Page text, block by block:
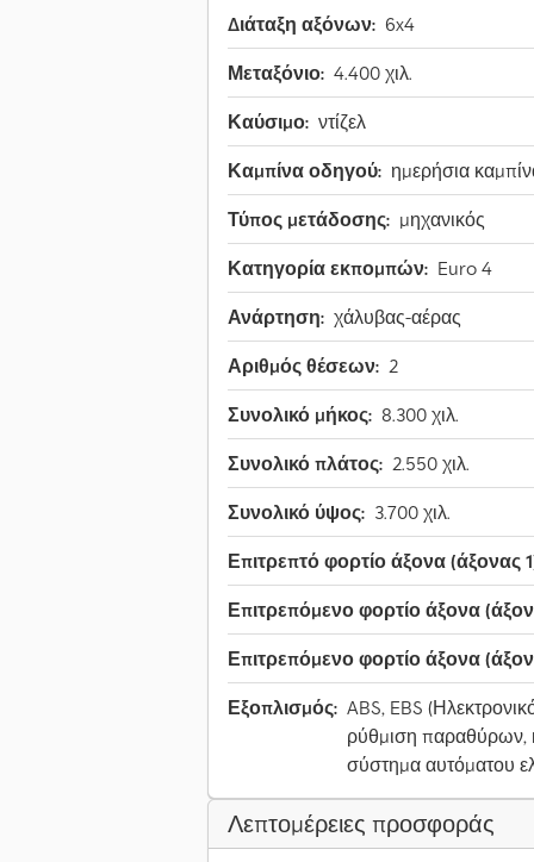
Διάταξη αξόνων: 6x4
Μεταξόνιο: 4.400 χιλ.
Καύσιμο: ντίζελ
Καμπίνα οδηγού: ημερήσια
Τύπος μετάδοσης: μηχανικός
Κατηγορία εκπομπών: Euro 4
Ανάρτηση: χάλυβας-αέρας
Αριθμός θέσεων: 2
Συνολικό μήκος: 8.300 χιλ.
Συνολικό πλάτος: 2.550 χιλ.
Συνολικό ύψος: 3.700 χιλ.
Επιτρεπτό φορτίο άξονα (άξονας
Επιτρεπόμενο φορτίο άξονα
Επιτρεπόμενο φορτίο άξονα
Εξοπλισμός: ABS, EBS
ρύθμιση παραθύρων,
σύστημα αυτόματου
Λεπτομέρειες προσφοράς